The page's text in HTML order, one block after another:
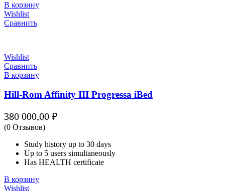
В корзину
Wishlist
Сравнить
Wishlist
Сравнить
В корзину
Hill-Rom Affinity III Progressa iBed
380 000,00 ₽
(0 Отзывов)
Study history up to 30 days
Up to 5 users simultaneously
Has HEALTH certificate
В корзину
Wishlist